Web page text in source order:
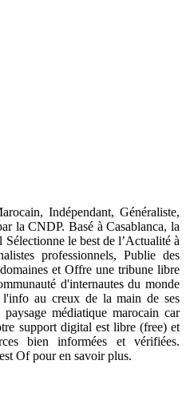
Indépendant, Généraliste,
la CNDP. Basé à Casablanca, la
le best de l’Actualité à
professionnels, Publie des
et Offre une tribune libre
d'internautes du monde
au creux de la main de ses
médiatique marocain car
support digital est libre (free) et
bien informées et vérifiées.
Of pour en savoir plus.